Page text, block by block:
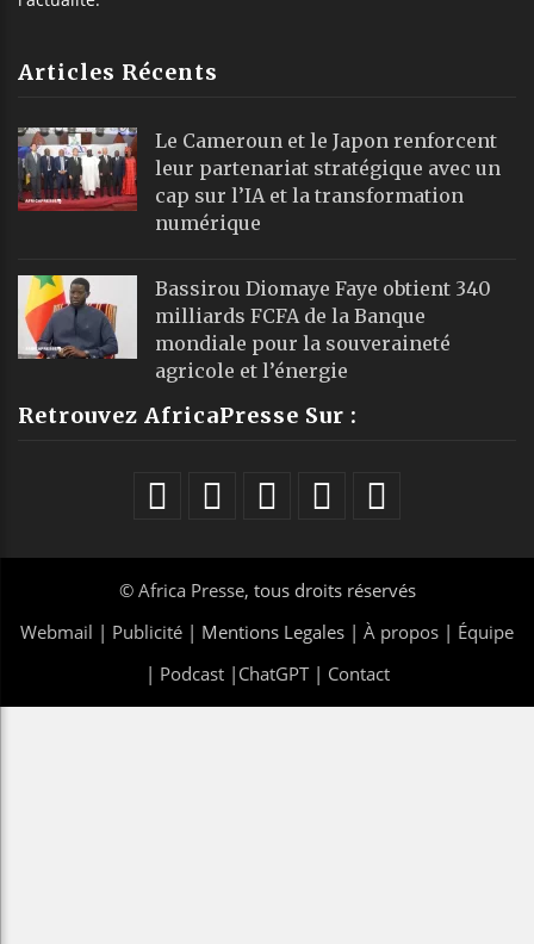
Articles Récents
Le Cameroun et le Japon renforcent
leur partenariat stratégique avec un
cap sur l’IA et la transformation
numérique
Bassirou Diomaye Faye obtient 340
milliards FCFA de la Banque
mondiale pour la souveraineté
agricole et l’énergie
Retrouvez AfricaPresse Sur :
© Africa Presse, tous droits réservés
Webmail | Publicité | Mentions Legales | À propos | Équipe
| Podcast| ChatGPT| Contact